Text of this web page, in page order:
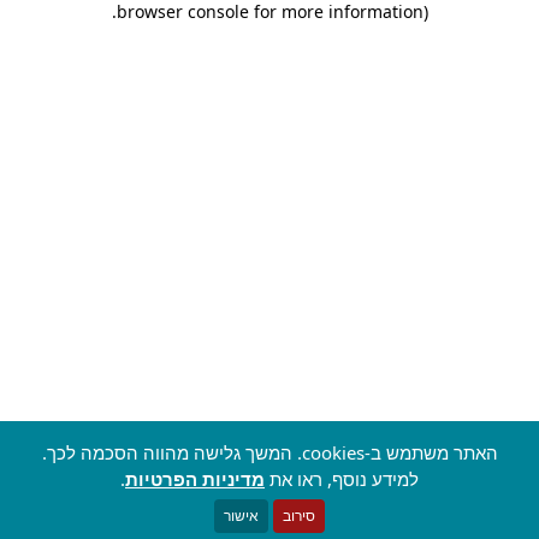
browser console for more information)
.
האתר משתמש ב-cookies. המשך גלישה מהווה הסכמה לכך.
למידע נוסף, ראו את מדיניות הפרטיות.
סירוב אישור